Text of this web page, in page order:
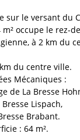
sur le versant du
occupe le rez-
à 2 km du
km du centre ville
Mécaniques :
de La Bresse
Lispach
Brabant
: 64 m²